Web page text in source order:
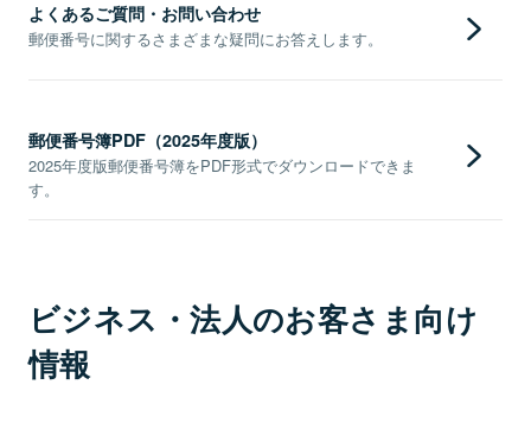
よくあるご質問・お問い合わせ
郵便番号に関するさまざまな疑問にお答えします。
郵便番号簿PDF（2025年度版）
2025年度版郵便番号簿をPDF形式でダウンロードできま
す。
ビジネス・法人のお客さま向け
情報